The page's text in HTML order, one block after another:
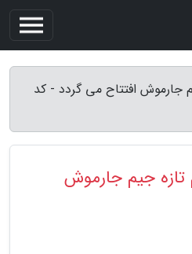
جارموش افتتاح می گردد - کد
تازه جیم جارموش